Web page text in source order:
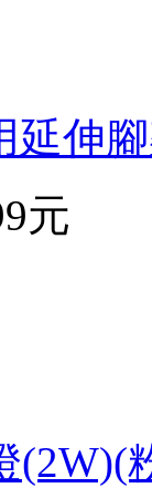
延伸
元
(2W)(